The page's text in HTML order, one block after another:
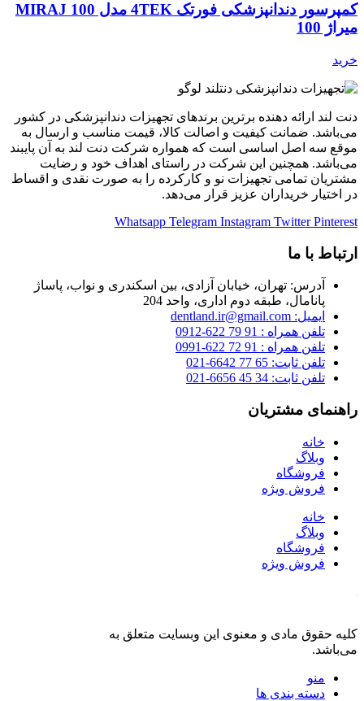
کمپرسور دندانپزشکی فورتک 4TEK مدل MIRAJ 100
میراژ 100
خرید
دنت لند ارائه دهنده برترین برندهای تجهیزات دندانپزشکی در کشور
می‌باشد. ضمانت کیفیت و اصالت کالا، قیمت مناسب و ارسال به
موقع سه اصل اساسی است که همواره شرکت دنت لند به آن پایبند
می‌باشد. همچنین این شرکت در راستای اهداف خود و رضایت
مشتریان تمامی تجهیزات نو و کارکرده را به صورت نقدی و اقساط
در اختیار خریداران عزیز قرار می‌دهد.
Whatsapp Telegram Instagram Twitter Pinterest
ارتباط با ما
آدرس: تهران، خیابان آزادی، بین اسکندری و نواب، پاساژ
پانامال، طبقه دوم اداری، واحد 204
ایمیل: dentland.ir@gmail.com
تلفن همراه : 91 79 622-0912
تلفن همراه : 91 72 622-0991
تلفن ثابت: 65 77 6642-021
تلفن ثابت: 34 45 6656-021
راهنمای مشتریان
خانه
وبلاگ
فروشگاه
فروش ویژه
خانه
وبلاگ
فروشگاه
فروش ویژه
کلیه حقوق مادی و معنوی این وبسایت متعلق به
می‌باشد.
منو
دسته بندی ها